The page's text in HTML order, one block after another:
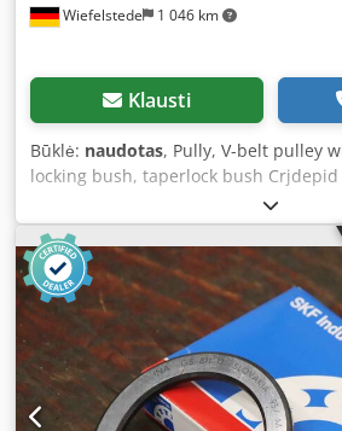
Wiefelstede 1 046 km
Klausti
Būklė: naudotas, Pully, V-belt pulley
locking bush, taperlock bush Crjdepid
Manufacturer: Optibelt, V-belt pulley
3020 - V-belt width: 17 mm - Bore: Ø
bush 3020-42 (interchangeable) -
available - Dimensions: Ø 240 x 80